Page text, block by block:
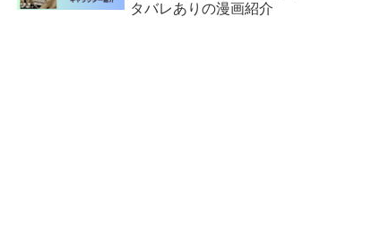
タバレありの漫画紹介